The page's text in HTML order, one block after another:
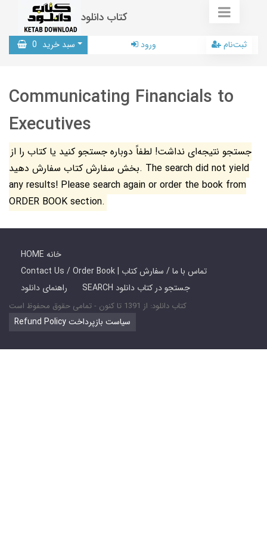
کتاب دانلود
سبد خرید 0 ورود ثبت‌نام
Communicating Financials to
Executives
جستجو نتیجه‌ای نداشت! لطفاً دوباره جستجو کنید یا کتاب را از
بخش سفارش کتاب سفارش دهید. The search did not yield
any results! Please search again or order the book from
ORDER BOOK section.
HOME خانه
Contact Us / Order Book | تماس با ما / سفارش کتاب
راهنمای دانلود
SEARCH جستجو در کتاب دانلود
کتاب دانلود: از 1391 تا کنون - تمامی حقوق محفوظ است
Refund Policy سیاست بازپرداخت